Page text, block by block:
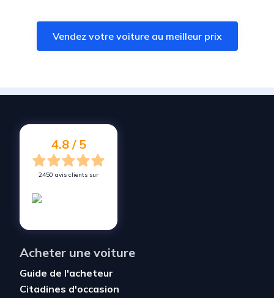
Vendez votre voiture àL'Isle-d'Abeau
Vendez votre voiture àEstrablin
Vendez votre voiture à
Vendez votre voiture au meilleur prix
4.8 / 5
2450 avis clients sur
Acheter une voiture
Guide de l'acheteur
Citadines d'occasion